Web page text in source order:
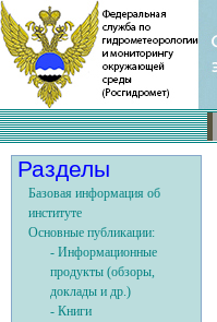
Разделы
Базовая информация об
институте
Основные публикации:
- Информационные
продукты (обзоры,
доклады и др.)
- Книги